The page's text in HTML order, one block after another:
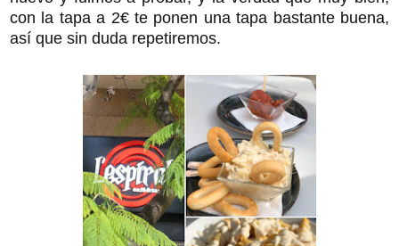
con la tapa a 2€ te ponen una tapa bastante buena,
así que sin duda repetiremos.